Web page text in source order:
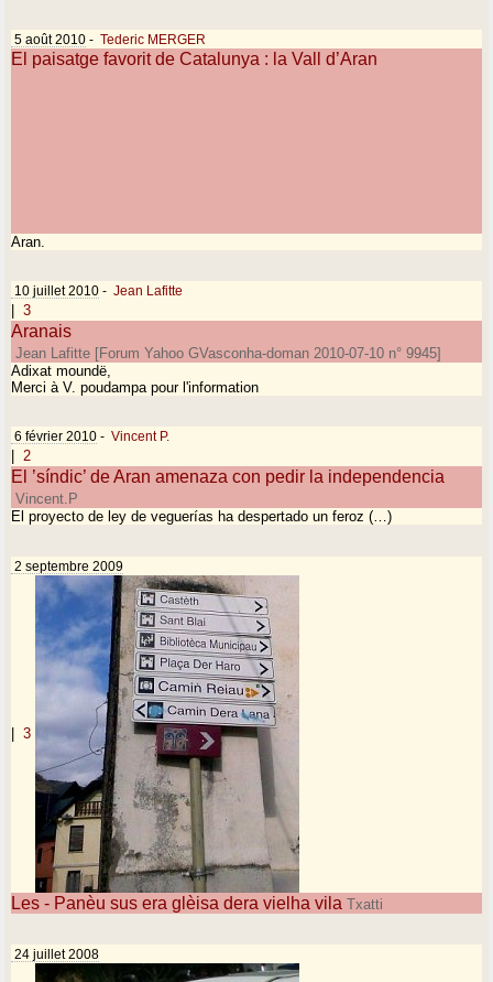
5 août 2010 - Tederic MERGER
El paisatge favorit de Catalunya : la Vall d’Aran
Aran.
10 juillet 2010 - Jean Lafitte
3
Aranais
Jean Lafitte [Forum Yahoo GVasconha-doman 2010-07-10 n° 9945]
Adixat moundë,
Merci à V. poudampa pour l'information
6 février 2010 - Vincent P.
2
El ’síndic’ de Aran amenaza con pedir la independencia
Vincent.P
El proyecto de ley de veguerías ha despertado un feroz (…)
2 septembre 2009
| 3
Les - Panèu sus era glèisa dera vielha vila Txatti
24 juillet 2008